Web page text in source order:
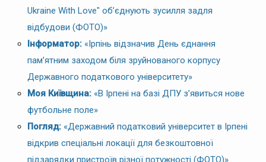
Ukraine With Love" об’єднують зусилля задля
відбудови (ФОТО)»
Інформатор: «Ірпінь відзначив День єднання
пам’ятним заходом біля зруйнованого корпусу
Державного податкового університету»
Моя Київщина: «В Ірпені на базі ДПУ з’явиться нове
футбольне поле»
Погляд: «Державний податковий університет в Ірпені
відкрив спеціальні локації для безкоштовної
підзарядки пристроїв різної потужності (ФОТО)»